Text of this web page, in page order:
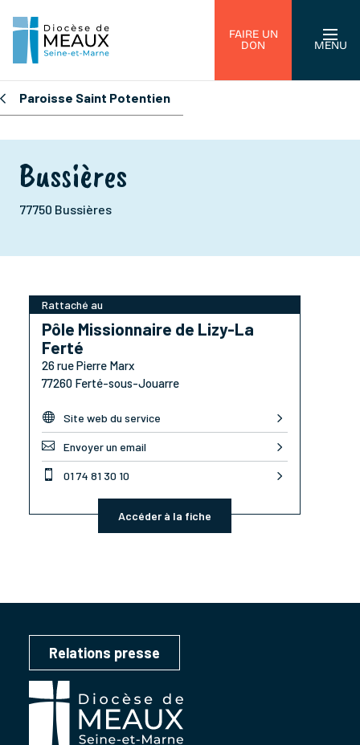
FAIRE UN
DON
MENU
Paroisse Saint Potentien
Bussières
77750 Bussières
Rattaché au
Pôle Missionnaire de Lizy-La
Ferté
26 rue Pierre Marx
77260 Ferté-sous-Jouarre
 Site web du service
 Envoyer un email
 01 74 81 30 10
Accéder à la fiche
Relations presse